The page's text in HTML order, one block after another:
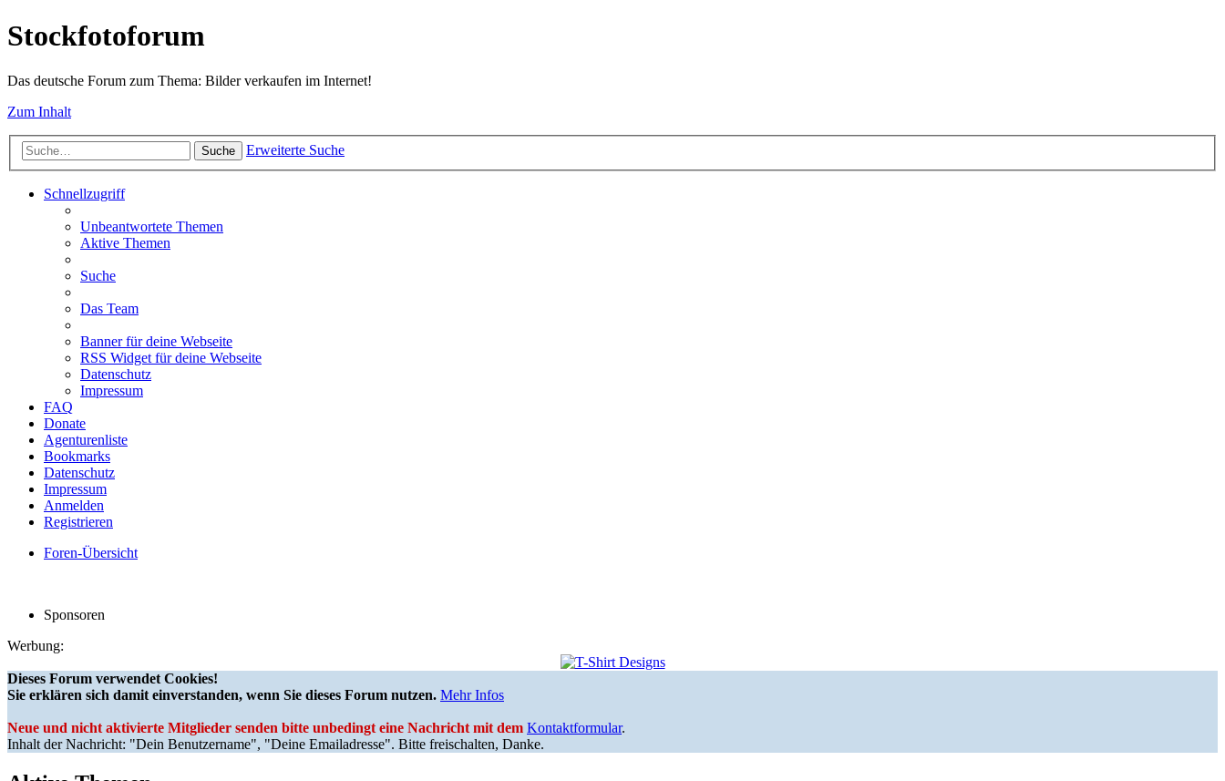
Stockfotoforum
Das deutsche Forum zum Thema: Bilder verkaufen im Internet!
Zum Inhalt
Suche Erweiterte Suche
Schnellzugriff
Unbeantwortete Themen
Aktive Themen
Suche
Das Team
Banner für deine Webseite
RSS Widget für deine Webseite
Datenschutz
Impressum
FAQ
Donate
Agenturenliste
Bookmarks
Datenschutz
Impressum
Anmelden
Registrieren
Foren-Übersicht
Sponsoren
Werbung:
Dieses Forum verwendet Cookies!
Sie erklären sich damit einverstanden, wenn Sie dieses Forum nutzen. Mehr Infos
Neue und nicht aktivierte Mitglieder senden bitte unbedingt eine Nachricht mit dem Kontaktformular.
Inhalt der Nachricht: "Dein Benutzername", "Deine Emailadresse". Bitte freischalten, Danke.